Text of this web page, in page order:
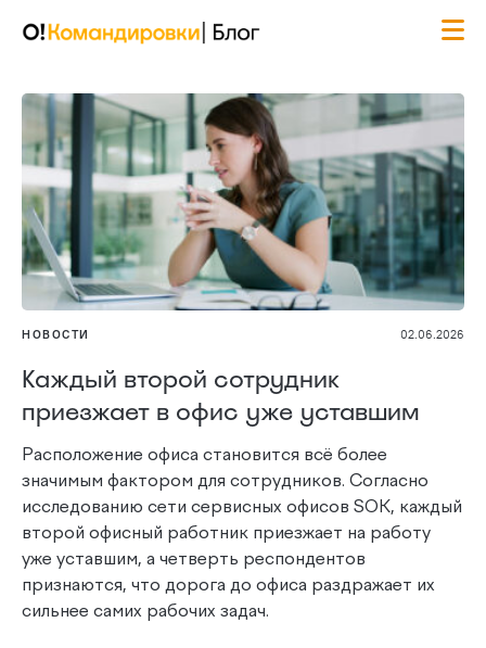
НОВОСТИ 02.06.2026
Каждый второй сотрудник
приезжает в офис уже уставшим
Расположение офиса становится всё более
значимым фактором для сотрудников. Согласно
исследованию сети сервисных офисов SOK, каждый
второй офисный работник приезжает на работу
уже уставшим, а четверть респондентов
признаются, что дорога до офиса раздражает их
сильнее самих рабочих задач.